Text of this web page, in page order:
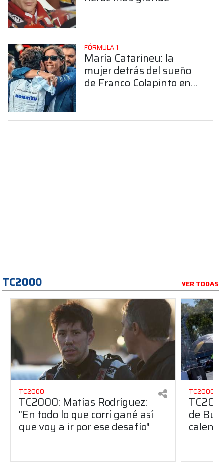
FÓRMULA 1
María Catarineu: la
mujer detrás del sueño
de Franco Colapinto en
TC2000 VER TODAS
TC2000
TC2000: Matías Rodríguez:
"En todo lo que corrí gané así
que voy a ir por ese desafío"
TC2000
de